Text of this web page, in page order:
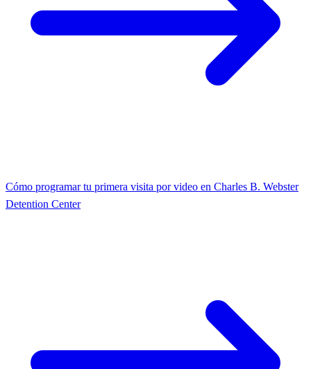
Cómo programar tu primera visita por video en Charles B. Webster
Detention Center